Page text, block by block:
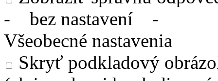
- bez nastavení -
Všeobecné nastavenia
Skryť podkladový